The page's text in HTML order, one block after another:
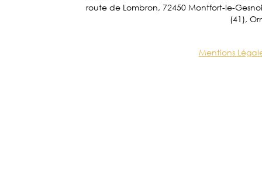
route de Lombron, 72450 Montfort-le-
(41),
Mentions